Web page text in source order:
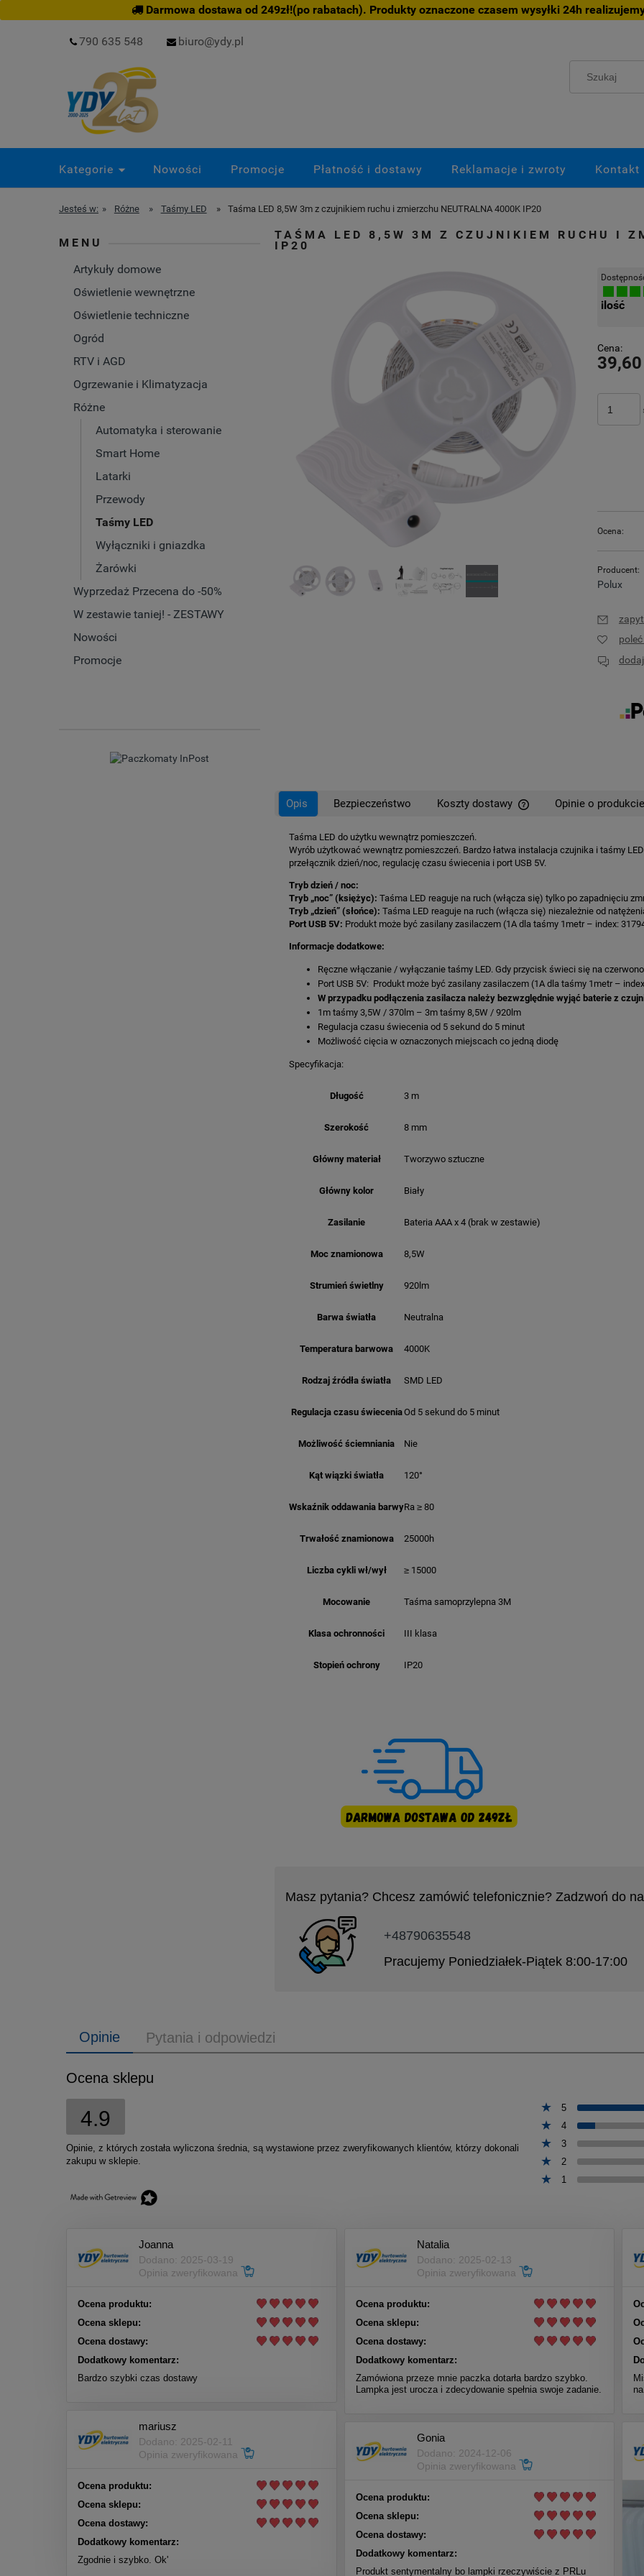
Darmowa dostawa od 249zł!(po rabatach). Produkty oznaczone czasem wysyłki 24h
790 635 548 biuro@ydy.pl
Kategorie Nowości Promocje Płatność i dostawy Reklamacje i zwroty Kontakt
Jesteś w: » Różne » Taśmy LED » Taśma LED 8,5W 3m z czujnikiem ruchu i zmierzchu NEUTRALNA 4000K IP20
MENU
Artykuły domowe
Oświetlenie wewnętrzne
Oświetlenie techniczne
Ogród
RTV i AGD
Ogrzewanie i Klimatyzacja
Różne
Automatyka i sterowanie
Smart Home
Latarki
Przewody
Taśmy LED
Wyłączniki i gniazdka
Żarówki
Wyprzedaż Przecena do -50%
W zestawie taniej! - ZESTAWY
Nowości
Promocje
TAŚMA LED 8,5W 3M Z CZUJNIKIEM RUCHU I
IP20
ilość
Cena:
39,60
Ocena:
Producent:
Polux
Opis Bezpieczeństwo Koszty dostawy
płatności
Opinie o
Taśma LED do użytku wewnątrz pomieszczeń.
Wyrób użytkować wewnątrz pomieszczeń. Bardzo łatwa instalacja czujnika i taśmy
przełącznik dzień/noc, regulację czasu świecenia i port USB 5V.
Tryb dzień / noc:
Tryb „noc” (księżyc): Taśma LED reaguje na ruch (włącza się) tylko po zapadnięciu
Tryb „dzień” (słońce): Taśma LED reaguje na ruch (włącza się) niezależnie od
Port USB 5V: Produkt może być zasilany zasilaczem (1A dla taśmy 1metr – index:
Informacje dodatkowe:
Ręczne włączanie / wyłączanie taśmy LED. Gdy przycisk świeci się na
Port USB 5V: Produkt może być zasilany zasilaczem (1A dla taśmy 1metr –
W przypadku podłączenia zasilacza należy bezwzględnie wyjąć baterie z
1m taśmy 3,5W / 370lm – 3m taśmy 8,5W / 920lm
Regulacja czasu świecenia od 5 sekund do 5 minut
Możliwość cięcia w oznaczonych miejscach co jedną diodę
Specyfikacja:
Długość 3 m
Szerokość 8 mm
Główny materiał Tworzywo sztuczne
Główny kolor Biały
Zasilanie Bateria AAA x 4 (brak w zestawie)
Moc znamionowa 8,5W
Strumień świetlny 920lm
Barwa światła Neutralna
Temperatura barwowa 4000K
Rodzaj źródła światła SMD LED
Regulacja czasu świeceniaOd 5 sekund do 5 minut
Możliwość ściemniania Nie
Kąt wiązki światła 120°
Wskaźnik oddawania barwyRa ≥ 80
Trwałość znamionowa 25000h
Liczba cykli wł/wył ≥ 15000
Mocowanie Taśma samoprzylepna 3M
Klasa ochronności III klasa
Stopień ochrony IP20
Masz pytania? Chcesz zamówić telefonicznie? Zadzwoń do
+48790635548
Pracujemy Poniedziałek-Piątek 8:00-17:00
Opinie Pytania i odpowiedzi
Ocena sklepu
4.9
Opinie, z których została wyliczona średnia, są wystawione przez zweryfikowanych klientów, którzy dokonali
zakupu w sklepie.
5
4
3
2
1
Joanna
Dodano: 2025-03-19
Opinia zweryfikowana
Ocena produktu:
Ocena sklepu:
Ocena dostawy:
Dodatkowy komentarz:
Bardzo szybki czas dostawy
Natalia
Dodano: 2025-02-13
Opinia zweryfikowana
Ocena produktu:
Ocena sklepu:
Ocena dostawy:
Dodatkowy komentarz:
Zamówiona przeze mnie paczka dotarła bardzo szybko.
Lampka jest urocza i zdecydowanie spełnia swoje zadanie.
mariusz
Dodano: 2025-02-11
Opinia zweryfikowana
Ocena produktu:
Ocena sklepu:
Ocena dostawy:
Dodatkowy komentarz:
Zgodnie i szybko. Ok'
Gonia
Dodano: 2024-12-06
Opinia zweryfikowana
Ocena produktu:
Ocena sklepu:
Ocena dostawy:
Dodatkowy komentarz:
Produkt sentymentalny bo lampki rzeczywiście z PRLu